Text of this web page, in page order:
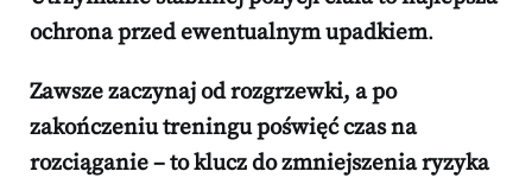
ochrona przed ewentualnym upadkiem.
Zawsze zaczynaj od rozgrzewki, a po
zakończeniu treningu poświęć czas na
rozciąganie – to klucz do zmniejszenia ryzyka